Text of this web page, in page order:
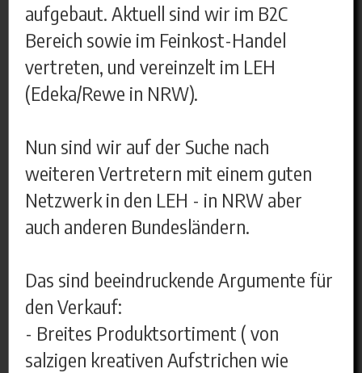
aufgebaut. Aktuell sind wir im B2C
Bereich sowie im Feinkost-Handel
vertreten, und vereinzelt im LEH
(Edeka/Rewe in NRW).
Nun sind wir auf der Suche nach
weiteren Vertretern mit einem guten
Netzwerk in den LEH - in NRW aber
auch anderen Bundesländern.
Das sind beeindruckende Argumente für
den Verkauf:
- Breites Produktsortiment ( von
salzigen kreativen Aufstrichen wie